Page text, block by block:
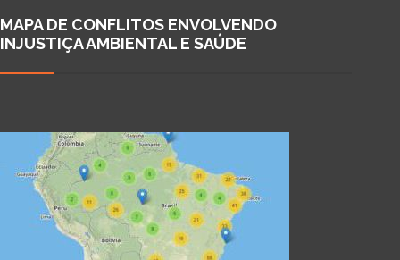
MAPA DE CONFLITOS ENVOLVENDO
INJUSTIÇA AMBIENTAL E SAÚDE